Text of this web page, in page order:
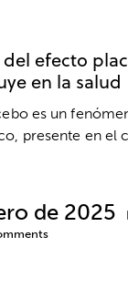
efecto
en la salud
es un
presente en el
de 2025